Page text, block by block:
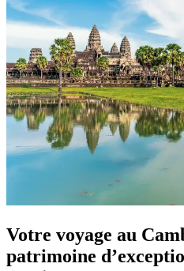
Votre voyage au
patrimoine